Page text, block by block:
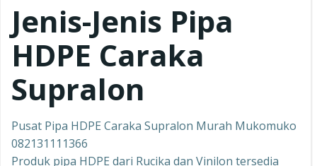
Jenis-Jenis Pipa
HDPE Caraka
Supralon
Pusat Pipa HDPE Caraka Supralon Murah Mukomuko
082131111366
Produk pipa HDPE dari Rucika dan Vinilon tersedia